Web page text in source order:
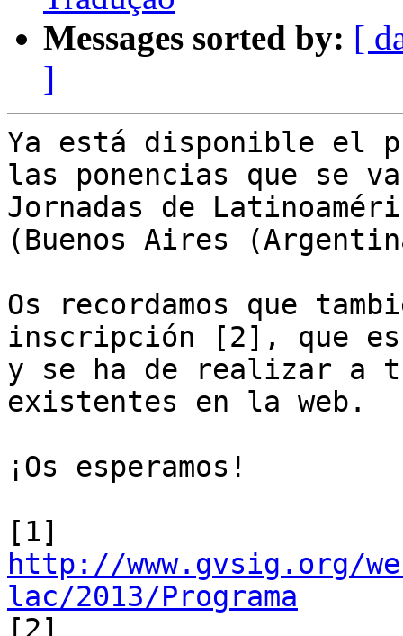
Messages sorted by: [
]
Ya está disponible el
las ponencias que se
Jornadas de
(Buenos Aires
Os recordamos que
inscripción [2], que
y se ha de realizar a
existentes en la web.
¡Os esperamos!
http://www.gvsig.org/
lac/2013/Programa